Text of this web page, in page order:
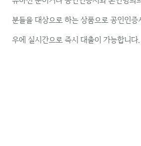
분들을 대상으로 하는 상품으로 공인인
우에 실시간으로 즉시 대출이 가능합니다.